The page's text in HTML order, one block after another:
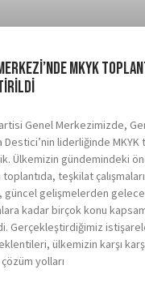
MKYK
Genel Merkezimizde,
Destici’nin liderliğinde MKYK
Ülkemizin gündemindeki
toplantıda, teşkilat
güncel gelişmelerden
kadar birçok konu
Gerçekleştirdiğimiz
ülkemizin karşı
yolları